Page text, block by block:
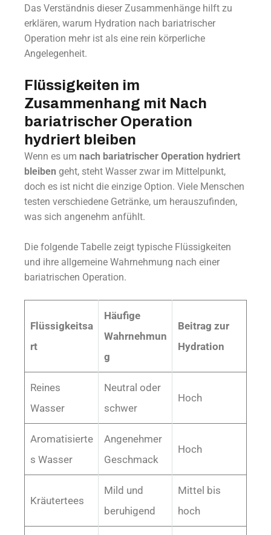
Das Verständnis dieser Zusammenhänge hilft zu
erklären, warum Hydration nach bariatrischer
Operation mehr ist als eine rein körperliche
Angelegenheit.
Flüssigkeiten im
Zusammenhang mit Nach
bariatrischer Operation
hydriert bleiben
Wenn es um nach bariatrischer Operation hydriert
bleiben geht, steht Wasser zwar im Mittelpunkt,
doch es ist nicht die einzige Option. Viele Menschen
testen verschiedene Getränke, um herauszufinden,
was sich angenehm anfühlt.
Die folgende Tabelle zeigt typische Flüssigkeiten
und ihre allgemeine Wahrnehmung nach einer
bariatrischen Operation.
Flüssigkeitsa
rt
Häufige
Wahrnehmun
g
Beitrag zur
Hydration
Reines
Wasser
Neutral oder
schwer
Hoch
Aromatisierte
s Wasser
Angenehmer
Geschmack
Hoch
Kräutertees
Mild und
beruhigend
Mittel bis
hoch